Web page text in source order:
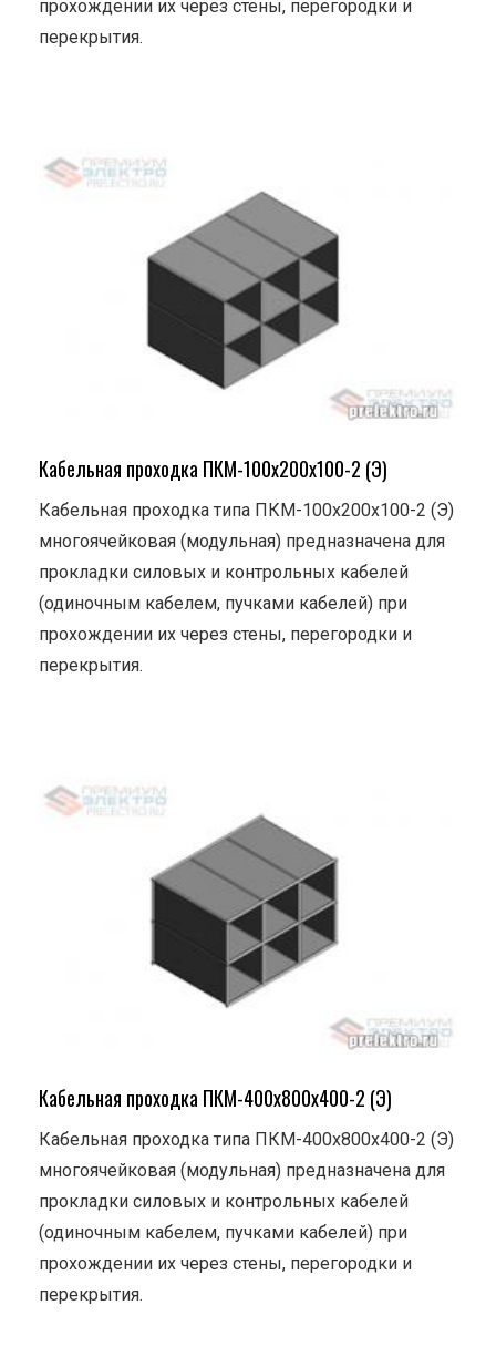
прохождении их через стены, перегородки и
перекрытия.
Кабельная проходка ПКМ-100х200х100-2 (Э)
Кабельная проходка типа ПКМ-100х200х100-2 (Э)
многоячейковая (модульная) предназначена для
прокладки силовых и контрольных кабелей
(одиночным кабелем, пучками кабелей) при
прохождении их через стены, перегородки и
перекрытия.
Кабельная проходка ПКМ-400х800х400-2 (Э)
Кабельная проходка типа ПКМ-400х800х400-2 (Э)
многоячейковая (модульная) предназначена для
прокладки силовых и контрольных кабелей
(одиночным кабелем, пучками кабелей) при
прохождении их через стены, перегородки и
перекрытия.